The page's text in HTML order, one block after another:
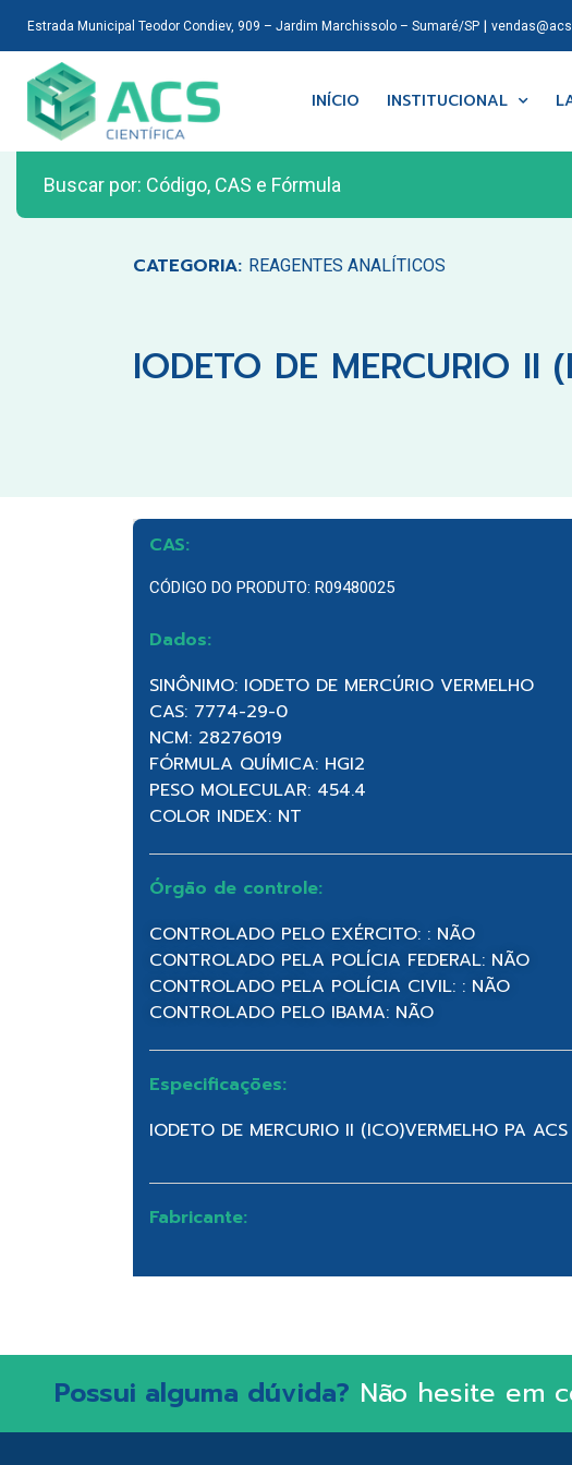
Estrada Municipal Teodor Condiev, 909 – Jardim Marchissolo – Sumaré/SP|
INÍCIO INSTITUCIONAL
CATEGORIA: REAGENTES ANALÍTICOS
IODETO DE MERCURIO II
CAS:
CÓDIGO DO PRODUTO: R09480025
Dados:
SINÔNIMO: IODETO DE MERCÚRIO VERMELHO
CAS: 7774-29-0
NCM: 28276019
FÓRMULA QUÍMICA: HGI2
PESO MOLECULAR: 454.4
COLOR INDEX: NT
Órgão de controle:
CONTROLADO PELO EXÉRCITO: : NÃO
CONTROLADO PELA POLÍCIA FEDERAL: NÃO
CONTROLADO PELA POLÍCIA CIVIL: : NÃO
CONTROLADO PELO IBAMA: NÃO
Especificações:
IODETO DE MERCURIO II (ICO)VERMELHO PA
Fabricante:
Possui alguma dúvida? Não hesite em